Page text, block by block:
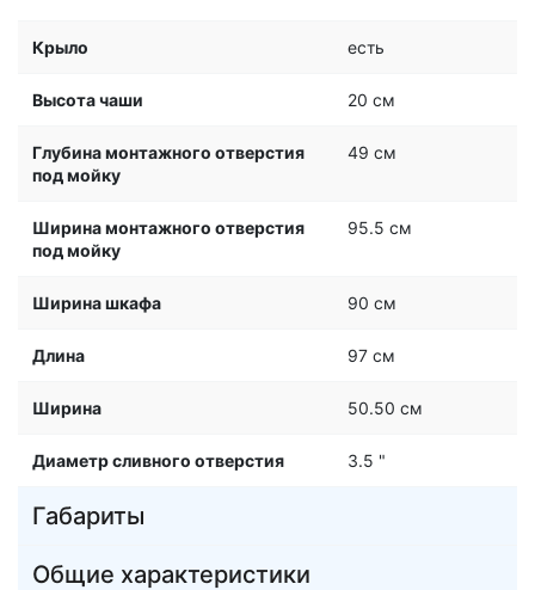
Крыло есть
Высота чаши 20 см
Глубина монтажного отверстия
под мойку
49 см
Ширина монтажного отверстия
под мойку
95.5 см
Ширина шкафа 90 см
Длина 97 см
Ширина 50.50 см
Диаметр сливного отверстия 3.5 "
Габариты
Общие характеристики